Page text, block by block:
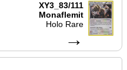
XY3_83/111
Monaflemit
Holo Rare
→